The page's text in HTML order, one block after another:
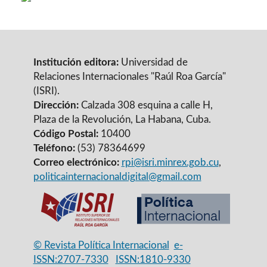
Institución editora:Universidad de
Relaciones Internacionales "Raúl Roa García"
(ISRI).
Dirección:Calzada 308 esquina a calle H,
Plaza de la Revolución, La Habana, Cuba.
Código Postal:10400
Teléfono:(53) 78364699
Correo electrónico: rpi@isri.minrex.gob.cu,
politicainternacionaldigital@gmail.com
© Revista Política Internacional
e-
ISSN:2707-7330
ISSN:1810-9330